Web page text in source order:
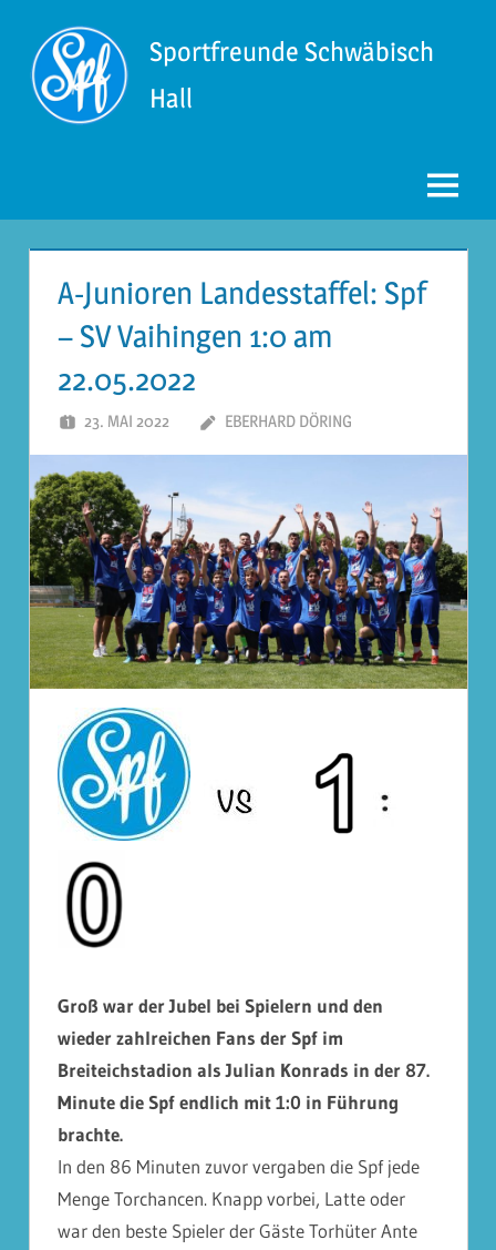
Inhalt
springen
Sportfreunde Schwäbisch
Hall
Menü
A-Junioren Landesstaffel: Spf
– SV Vaihingen 1:0 am
22.05.2022
23. MAI 2022 EBERHARD DÖRING
Groß war der Jubel bei Spielern und den
wieder zahlreichen Fans der Spf im
Breiteichstadion als Julian Konrads in der 87.
Minute die Spf endlich mit 1:0 in Führung
brachte.
In den 86 Minuten zuvor vergaben die Spf jede
Menge Torchancen. Knapp vorbei, Latte oder
war den beste Spieler der Gäste Torhüter Ante